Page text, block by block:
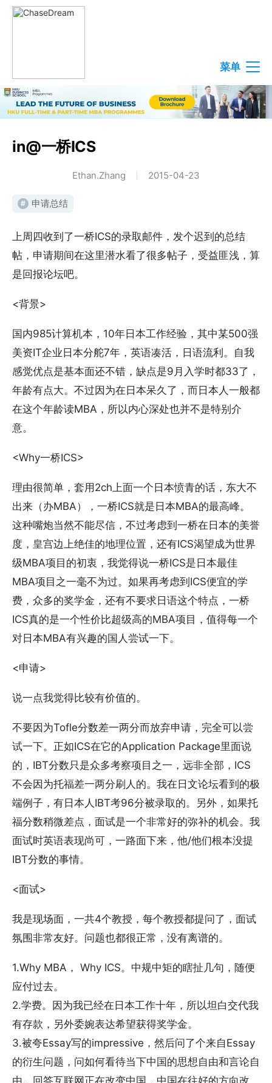
菜单
in@一桥ICS
Ethan.Zhang 2015-04-23
# 申请总结
上周四收到了一桥ICS的录取邮件，发个迟到的总结
帖，申请期间在这里潜水看了很多帖子，受益匪浅，算
是回报论坛吧。
<背景>
国内985计算机本，10年日本工作经验，其中某500强
美资IT企业日本分舵7年，英语凑活，日语流利。自我
感觉优点是基本面还不错，缺点是9月入学时都33了，
年龄有点大。不过因为在日本呆久了，而日本人一般都
在这个年龄读MBA，所以内心深处也并不是特别介
意。
<Why一桥ICS>
理由很简单，套用2ch上面一个日本愤青的话，东大不
出来（办MBA），一桥ICS就是日本MBA的最高峰。
这种嘴炮当然不能尽信，不过考虑到一桥在日本的美誉
度，皇宫边上绝佳的地理位置，还有ICS渴望成为世界
级MBA项目的初衷，我觉得说一桥ICS是日本最佳
MBA项目之一毫不为过。如果再考虑到ICS便宜的学
费，众多的奖学金，还有不要求日语这个特点，一桥
ICS真的是一个性价比超级高的MBA项目，值得每一个
对日本MBA有兴趣的国人尝试一下。
<申请>
说一点我觉得比较有价值的。
不要因为Tofle分数差一两分而放弃申请，完全可以尝
试一下。正如ICS在它的Application Package里面说
的，IBT分数只是众多考察项目之一，远非全部，ICS
不会因为托福差一两分刷人的。我在日文论坛看到的极
端例子，有日本人IBT考96分被录取的。另外，如果托
福分数稍微差点，面试是一个非常好的弥补的机会。我
面试时英语表现尚可，一路面下来，他/他们根本没提
IBT分数的事情。
<面试>
我是现场面，一共4个教授，每个教授都提问了，面试
氛围非常友好。问题也都很正常，没有离谱的。
1.Why MBA， Why ICS。中规中矩的瞎扯几句，随便
应付过去。
2.学费。因为我已经在日本工作十年，所以坦白交代我
有存款，另外委婉表达希望获得奖学金。
3.被夸Essay写的impressive，然后问了个来自Essay
的衍生问题，问如何看待当下中国的思想自由和言论自